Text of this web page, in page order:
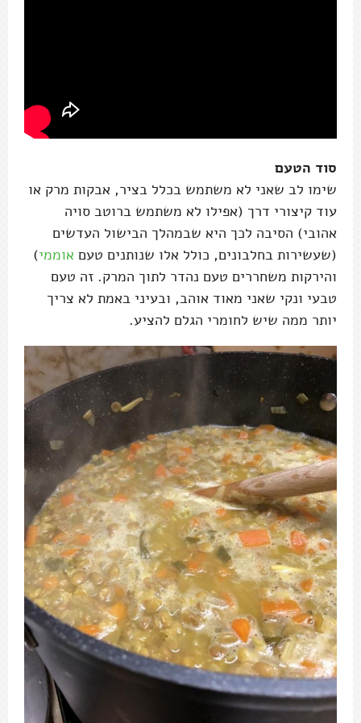
סוד הטעם
שימו לב שאני לא משתמש בכלל בציר, אבקות מרק או
עוד קיצורי דרך (אפילו לא משתמש ברוטב סויה
אהובי) הסיבה לכך היא שבמהלך הבישול העדשים
(שעשירות בחלבונים, כולל אלו שנותנים טעם אוממי)
והירקות משחררים טעם נהדר לתוך המרק. זה טעם
טבעי ונקי שאני מאוד אוהב, ובעיני באמת לא צריך
יותר ממה שיש לחומרי הגלם להציע.